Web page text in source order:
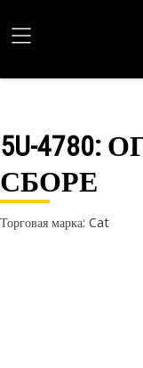
5U-4780:
СБОРЕ
Торговая марка: Cat